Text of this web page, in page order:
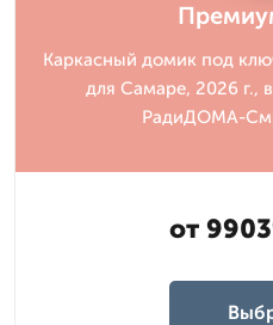
Каркасный домик под
для Самаре, 2026 г.,
РадиДОМА-
от